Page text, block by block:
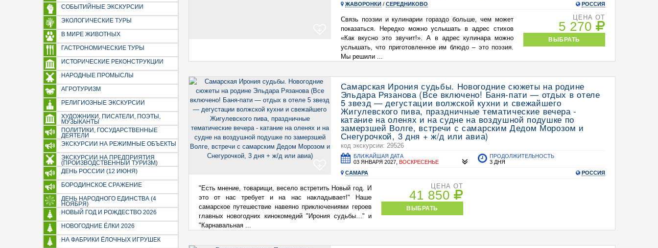
Новогодние ёлки 2026
На фабрики ёлочных игрушек
Новогодние экскурсии и ёлки
2026 (для школьников)
СОБЫТИЙНЫЕ ЭКСКУРСИИ
ЭКОЛОГИЧЕСКИЕ ТУРЫ
В МИРЕ ЖИВОТНЫХ
ГАСТРОНОМИЧЕСКИЕ ТУРЫ
ИСТОРИЧЕСКИЕ РЕКОНСТРУКЦИИ
НАРОДНЫЕ ПРОМЫСЛЫ
АГРОТУРИЗМ
РЕЛИГИОЗНЫЕ ЭКСКУРСИИ
ХУДОЖНИКИ, ПИСАТЕЛИ, ПОЭТЫ,
МУЗЫКАНТЫ
ПОЛИТИКИ, ГОСУДАРСТВЕННЫЕ
ДЕЯТЕЛИ
ЭКСКУРСИИ НА РЕЖИМНЫЕ ОБЪЕКТЫ
ЭКСКУРСИИ НА ПРЕДПРИЯТИЯ
(ПРОИЗВОДСТВЕННЫЙ ТУРИЗМ)
ДЕНЬ РОССИИ (12 ИЮНЯ)
БОРОДИНСКОЕ СРАЖЕНИЕ
ДЕНЬ НАРОДНОГО ЕДИНСТВА (4
НОЯБРЯ)
НОВЫЙ ГОД И РОЖДЕСТВО 2026
НОВОГОДНИЕ ЁЛКИ 2026
НА ФАБРИКИ ЁЛОЧНЫХ ИГРУШЕК
ЖАВОРОНКИ/ СЕРЕДНИКОВО РОССИЯ
Связь поэзии и кулинарии гораздо больше, чем может
показаться. Нередко можно услышать в адрес стихов
«Как вкусно это звучит!». А в адрес кулинара можно
услышать, что приготовленное им блюдо – это поэзия.
Мы решили ...
ЦЕНА ОТ
5 270
ВЫБРАТЬ
Самарская Ирония судьбы. Новогодние сюжеты на родине
Эльдара Рязанова (Все включено! Баня-пати — отдых в отеле
5 звезд — дегустации волжской кухни и свежайшего
Жигулевского пива, праздничные тематические вечера -
катание на оленях и на судне на воздушной подушке по
замерзшей Волге, встречи с самарским Дедом Морозом и
Снегурочкой, 3 дня + ж/д или авиа)
код экскурсии: 29526
БЛИЖАЙШАЯ ДАТА
03 ЯНВАРЯ 2027,ВОСКРЕСЕНЬЕ
ПРОДОЛЖИТЕЛЬНОСТЬ
3 ДНЯ
САМАРА
РОССИЯ
"Есть мнение, товарищи, весело встретить Новый год. И
это от нас требует и на нас накладывает!" Наше
самарское путешествие навеяно приключениями героев
главных новогодних кинокомедий "Ирония судьбы…" и
"Карнавальная ...
ЦЕНА ОТ
41 850
ВЫБРАТЬ